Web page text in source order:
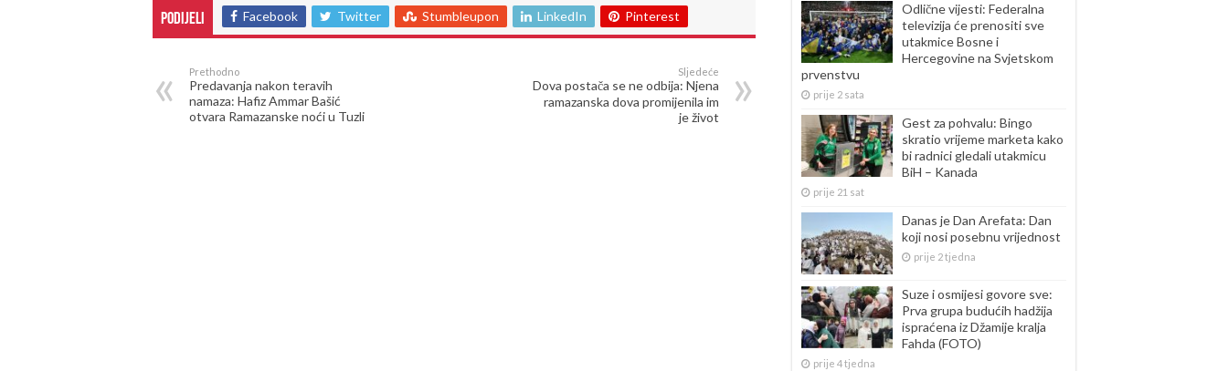
Podijeli Facebook Twitter Stumbleupon LinkedIn Pinterest
Prethodno
Predavanja nakon teravih
namaza: Hafiz Ammar Bašić
otvara Ramazanske noći u Tuzli
Sljedeće
Dova postača se ne odbija: Njena
ramazanska dova promijenila im
je život
Odlične vijesti: Federalna
televizija će prenositi sve
utakmice Bosne i
Hercegovine na Svjetskom
prvenstvu
prije 2 sata
Gest za pohvalu: Bingo
skratio vrijeme marketa kako
bi radnici gledali utakmicu
BiH – Kanada
prije 21 sat
Danas je Dan Arefata: Dan
koji nosi posebnu vrijednost
prije 2 tjedna
Suze i osmijesi govore sve:
Prva grupa budućih hadžija
ispraćena iz Džamije kralja
Fahda (FOTO)
prije 4 tjedna